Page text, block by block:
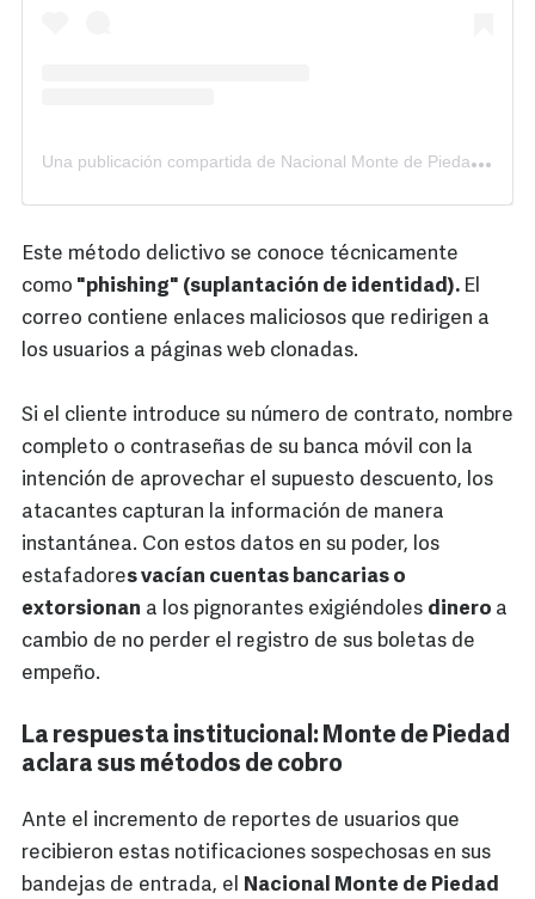
U
na publicación compartida de Nacional Monte de Piedad (@nacionalmontepiedad)
Este método delictivo se conoce técnicamente
como "phishing" (suplantación de identidad). El
correo contiene enlaces maliciosos que redirigen a
los usuarios a páginas web clonadas.
Si el cliente introduce su número de contrato, nombre
completo o contraseñas de su banca móvil con la
intención de aprovechar el supuesto descuento, los
atacantes capturan la información de manera
instantánea. Con estos datos en su poder, los
estafadores vacían cuentas bancarias o
extorsionan a los pignorantes exigiéndoles dinero a
cambio de no perder el registro de sus boletas de
empeño.
La respuesta institucional: Monte de Piedad
aclara sus métodos de cobro
Ante el incremento de reportes de usuarios que
recibieron estas notificaciones sospechosas en sus
bandejas de entrada, el
Nacional Monte de Piedad